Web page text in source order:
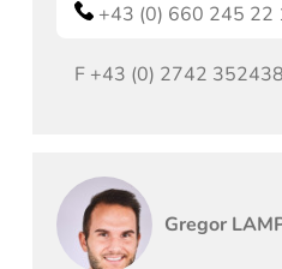
+43 (0) 660 245 22
F +43 (0) 2742
Gregor